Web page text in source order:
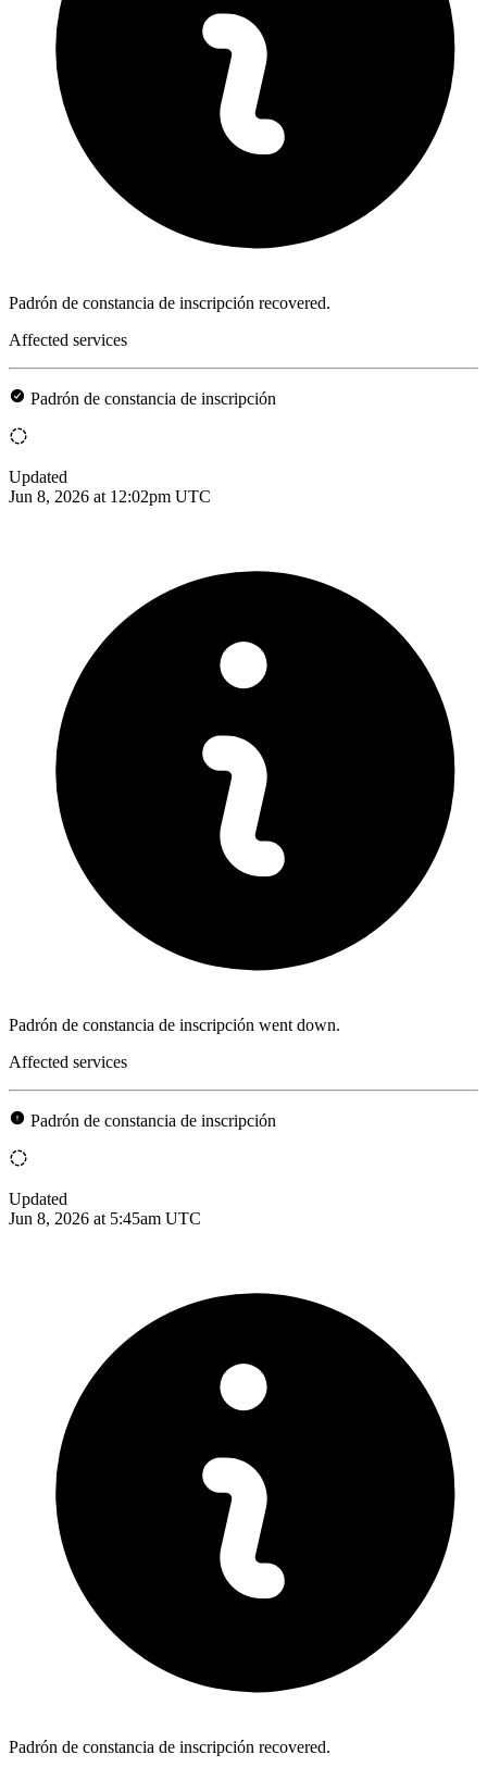
Padrón de constancia de inscripción recovered.
Affected services
Padrón de constancia de inscripción
Updated
Jun 8, 2026 at 12:02pm UTC
Padrón de constancia de inscripción went down.
Affected services
Padrón de constancia de inscripción
Updated
Jun 8, 2026 at 5:45am UTC
Padrón de constancia de inscripción recovered.